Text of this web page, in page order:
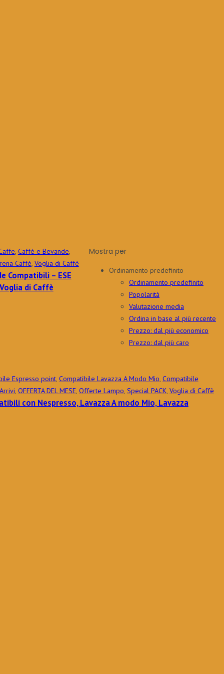
Mostra per
Ordinamento predefinito
Ordinamento predefinito
Popolarità
Valutazione media
Ordina in base al più recente
Prezzo: dal più economico
Prezzo: dal più caro
, Caffè e Bevande,
Caffè, Voglia di Caffè
Compatibili – ESE
di Caffè
Espresso point, Compatibile Lavazza A Modo Mio, Compatibile
, OFFERTA DEL MESE, Offerte Lampo, Special PACK, Voglia di Caffè
con Nespresso, Lavazza A modo Mio, Lavazza